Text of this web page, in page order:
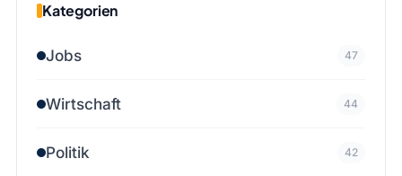
Kategorien
Jobs 47
Wirtschaft 44
Politik 42